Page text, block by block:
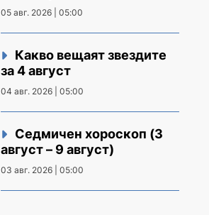
05 авг. 2026 | 05:00
Какво вещаят звездите
за 4 август
04 авг. 2026 | 05:00
Седмичен хороскоп (3
август – 9 август)
03 авг. 2026 | 05:00